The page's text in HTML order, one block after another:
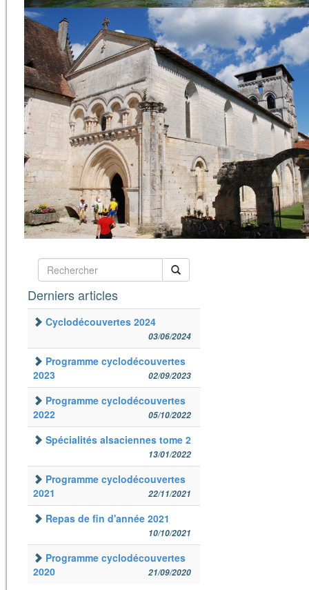
Derniers articles
Cyclodécouvertes 2024
03/06/2024
Programme cyclodécouvertes
2023
02/09/2023
Programme cyclodécouvertes
2022
05/10/2022
Spécialités alsaciennes tome 2
13/01/2022
Programme cyclodécouvertes
2021
22/11/2021
Repas de fin d'année 2021
10/10/2021
Programme cyclodécouvertes
2020
21/09/2020